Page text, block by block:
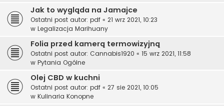
Jak to wygląda na Jamajce
Ostatni post autor: pdf « 21 wrz 2021, 10:23
w Legalizacja Marihuany
Folia przed kamerą termowizyjną
Ostatni post autor: Cannabis1920 « 15 wrz 2021, 11:58
w Pytania Ogólne
Olej CBD w kuchni
Ostatni post autor: pdf « 27 sie 2021, 10:05
w Kulinaria Konopne